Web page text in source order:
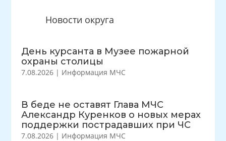
Новости округа
День курсанта в Музее пожарной
охраны столицы
7.08.2026 | Информация МЧС
В беде не оставят Глава МЧС
Александр Куренков о новых мерах
поддержки пострадавших при ЧС
7.08.2026 | Информация МЧС